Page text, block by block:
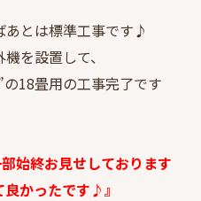
あとは標準工事です♪
を設置して、
18畳用の工事完了です
始終お見せしております
良かったです♪』